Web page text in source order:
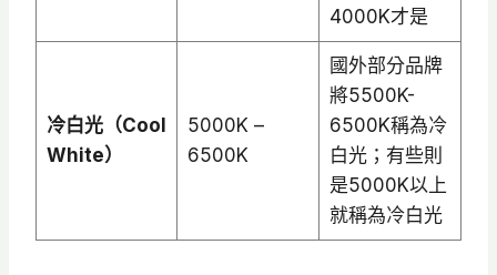
4000K才是
冷白光（Cool
White）
5000K –
6500K
國外部分品牌
將5500K-
6500K稱為冷
白光；有些則
是5000K以上
就稱為冷白光